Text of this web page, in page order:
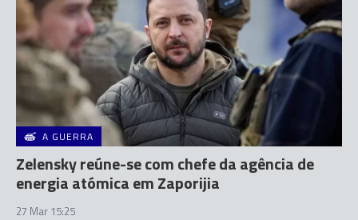
A GUERRA
Zelensky reúne-se com chefe da agência de
energia atómica em Zaporijia
27 Mar 15:25